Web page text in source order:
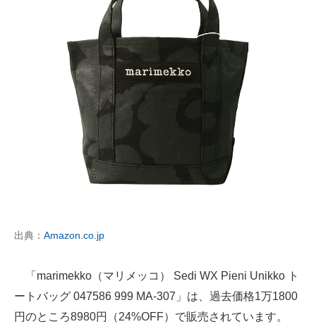
出典： Amazon.co.jp
「marimekko（マリメッコ） Sedi WX Pieni Unikko ト
ートバッグ 047586 999 MA-307」は、過去価格1万1800
円のところ8980円（24%OFF）で販売されています。